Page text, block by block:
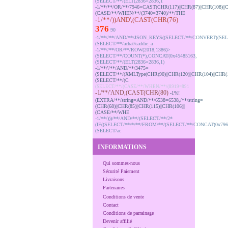
-1/**/**/OR/**/
(CASE/**/WHEN/**/(3740=3740)/**/THE
-1/**/))AND',(CAST(CHR(76)
376 90
-1/**//**/AND/**/JSON_KEYS((SELECT/**/
(SELECT/**/achat/caddie_a
-1/**//**/OR/**/ROW(2018,1386)>
(SELECT/**/COUNT(*),CONCAT(0x45485163,
(SELECT/**/(ELT(2836=2836,1)
-1/**/'/**/AND/**/3475=
(SELECT/**/
(SELECT/**/(C
(SELECT/**/(CASE/**/WHEN/**/(8919=891
-1/**/'AND,(CAST(CHR(80) -1%!
(EXTRA/**/string=AND/**/6538=6538,/**/string=
(CHR(68)||CHR(85)||CHR(115)||CHR(106)||
(CASE/**/WHE
-1/**/)))/**/AND/**/(SELECT/**/2*
(IF((SELECT/**/*/**/FROM/**/(SELECT/**/
(SELECT/ac
INFORMATIONS
Qui sommes-nous
Sécurité Paiement
Livraisons
Partenaires
Conditions de vente
Contact
Conditions de parrainage
Devenir affilié